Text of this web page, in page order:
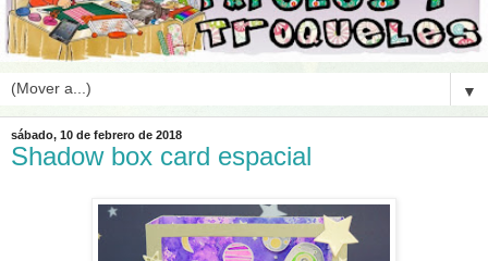
▼
sábado, 10 de febrero de 2018
Shadow box card espacial